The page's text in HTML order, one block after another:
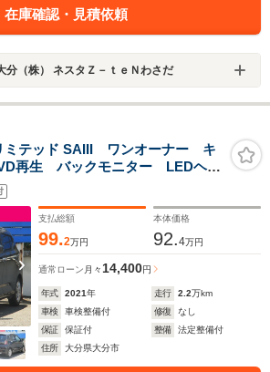
在庫確認・見積依頼
分（株） ネスタＺ－ｔｅＮわさだ
ミテッド SAIII ワンオーナー キ
再生 バックモニター LEDヘッ
支払総額
99.2万円
本体価格
92.4万円
通常ローン 月々 14,400円
年式 2021年 走行 2.2万km
車検
車検整備付 修復
なし
保証
保証付 整備
法定整備付
住所
大分県大分市